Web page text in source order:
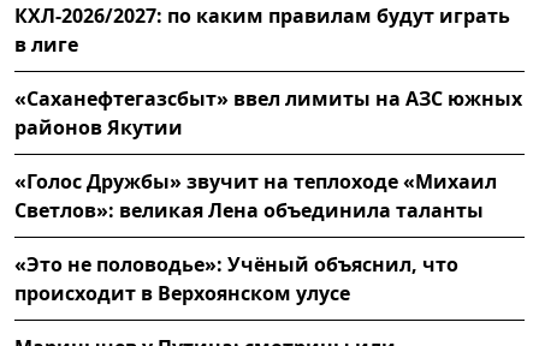
КХЛ-2026/2027: по каким правилам будут играть
в лиге
«Саханефтегазсбыт» ввел лимиты на АЗС южных
районов Якутии
«Голос Дружбы» звучит на теплоходе «Михаил
Светлов»: великая Лена объединила таланты
«Это не половодье»: Учёный объяснил, что
происходит в Верхоянском улусе